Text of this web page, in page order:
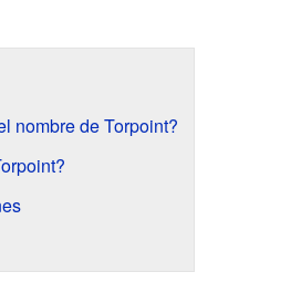
nombre de Torpoint?